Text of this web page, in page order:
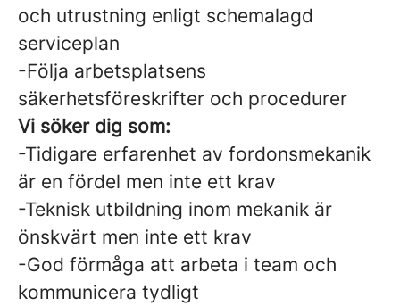
och utrustning enligt schemalagd
serviceplan
-Följa arbetsplatsens
säkerhetsföreskrifter och procedurer
Vi söker dig som:
-Tidigare erfarenhet av fordonsmekanik
är en fördel men inte ett krav
-Teknisk utbildning inom mekanik är
önskvärt men inte ett krav
-God förmåga att arbeta i team och
kommunicera tydligt